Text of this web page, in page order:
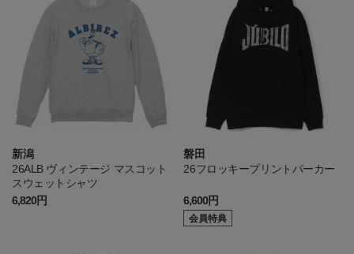
新潟
26ALB ヴィンテージ マスコット
スウェットシャツ
6,820円
磐田
26フロッキープリントパーカー
6,600円
会員特典